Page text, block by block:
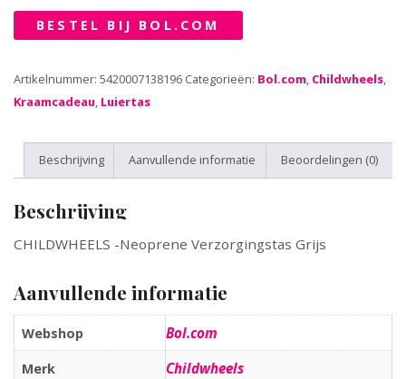
BESTEL BIJ BOL.COM
Artikelnummer: 5420007138196 Categorieën: Bol.com, Childwheels,
Kraamcadeau, Luiertas
Beschrijving Aanvullende informatie Beoordelingen (0)
Beschrijving
CHILDWHEELS -Neoprene Verzorgingstas Grijs
Aanvullende informatie
Webshop Bol.com
Merk Childwheels